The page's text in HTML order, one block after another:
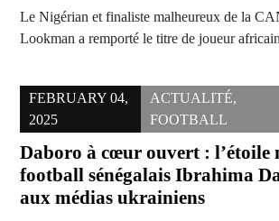
Le Nigérian et finaliste malheureux de la
Lookman a remporté le titre de joueur
FEBRUARY 04,
2025
ACTUALITÉ,
FOOTBALL
Daboro à cœur ouvert : l’étoile
football sénégalais Ibrahima
aux médias ukrainiens